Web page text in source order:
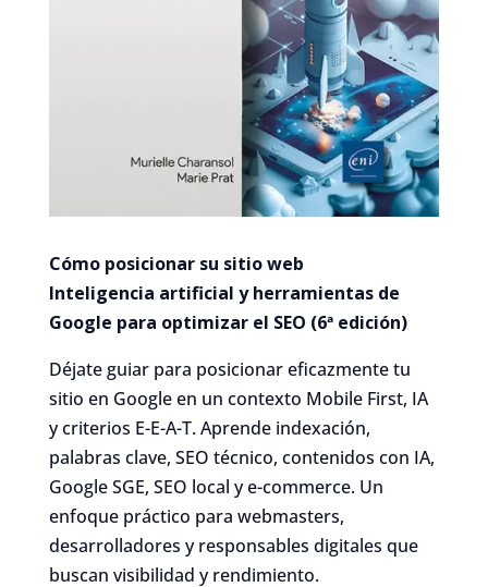
Cómo posicionar su sitio web
Inteligencia artificial y herramientas de
Google para optimizar el SEO (6ª edición)
Déjate guiar para posicionar eficazmente tu
sitio en Google en un contexto Mobile First, IA
y criterios E-E-A-T. Aprende indexación,
palabras clave, SEO técnico, contenidos con IA,
Google SGE, SEO local y e-commerce. Un
enfoque práctico para webmasters,
desarrolladores y responsables digitales que
buscan visibilidad y rendimiento.